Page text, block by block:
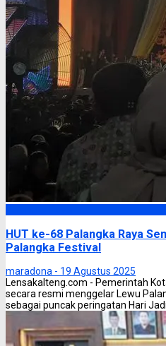
HUT ke-68 Palangka Raya
Palangka Festival
maradona - 19 Agustus 2025
Lensakalteng.com - Pemerintah
secara resmi menggelar Lewu
sebagai puncak peringatan Hari Jadi